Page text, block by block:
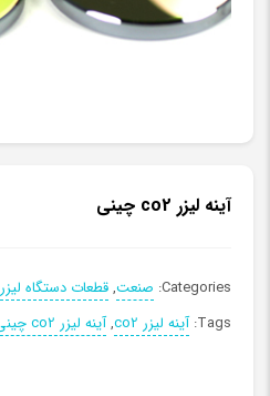
آینه لیزر co2 چینی
Categories: صنعت,قطعات دستگاه لیزر
Tags: آینه لیزر co2 ,آینه لیزر co2 چینی